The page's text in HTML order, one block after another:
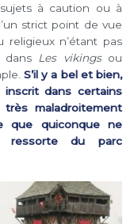
à caution ou à
strict point de vue
religieux n’étant pas
dans
Les vikingsou
S’il y a bel et bien,
inscrit dans certains
maladroitement
que quiconque ne
ressorte du parc